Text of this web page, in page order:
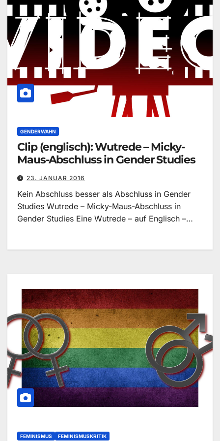
GENDERWAHN
Clip (englisch): Wutrede – Micky-
Maus-Abschluss in Gender Studies
23. JANUAR 2016
Kein Abschluss besser als Abschluss in Gender
Studies Wutrede – Micky-Maus-Abschluss in
Gender Studies Eine Wutrede – auf Englisch –…
FEMINISMUS FEMINISMUSKRITIK